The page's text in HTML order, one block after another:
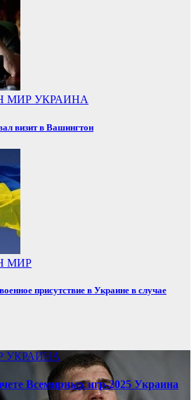
МИР УКРАИНА
визит в Вашингтон
МИР
присутствие в Украине в случае
УКРАИНА
Всемирных игр-2025 Украина